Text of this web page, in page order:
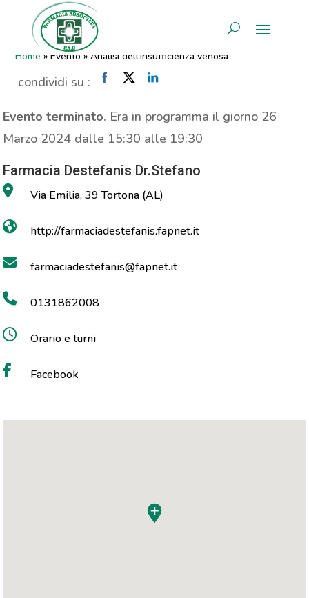
AREA RISERVATA
Analisi dell’insufficienza
venosa
Home »Evento »Analisi dell’insufficienza venosa
condividi su :
Evento terminato. Era in programma il giorno 26
Marzo 2024 dalle 15:30 alle 19:30
Farmacia Destefanis Dr.Stefano
Via Emilia, 39 Tortona (AL)
http://farmaciadestefanis.fapnet.it
farmaciadestefanis@fapnet.it
0131862008
Orario e turni
Facebook